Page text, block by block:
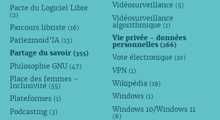
Pacte du Logiciel Libre
(2)
Parcours libriste (16)
Parlezmoid’IA (13)
Partage du savoir (355)
Philosophie GNU (47)
Place des femmes -
Inclusivité (55)
Plateformes (1)
Podcasting (3)
Vidéosurveillance (5)
Vidéosurveillance
algorithmique (1)
Vie privée - données
personnelles(266)
Vote électronique (10)
VPN (1)
Wikipédia (19)
Windows (1)
Windows 10/Windows 11
(6)